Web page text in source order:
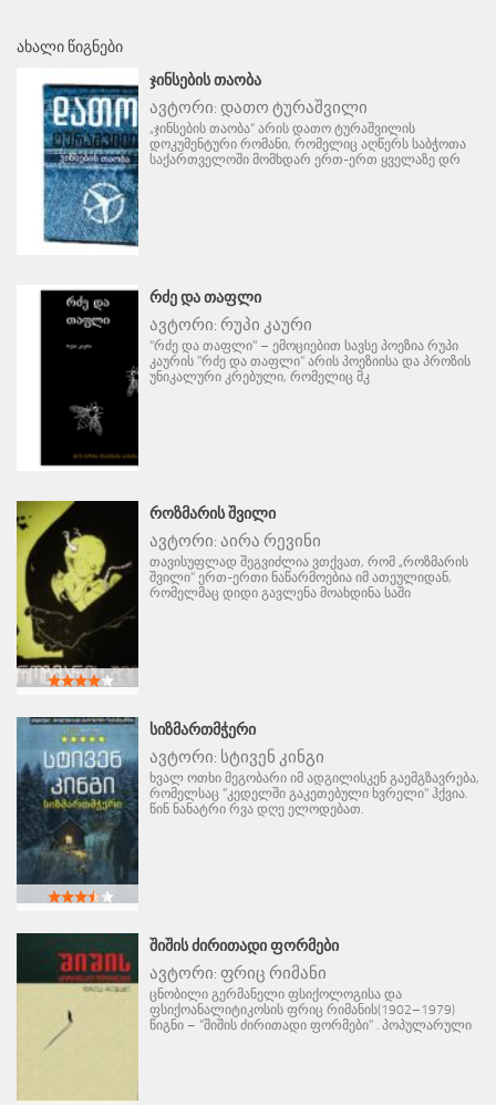
ᲐᲮᲐᲚᲘ ᲬᲘᲒᲜᲔᲑᲘ
ᲯᲘᲜᲡᲔᲑᲘᲡ ᲗᲐᲝᲑᲐ
ავტორი: დათო ტურაშვილი
„ჯინსების თაობა“ არის დათო ტურაშვილის
დოკუმენტური რომანი, რომელიც აღწერს საბჭოთა
საქართველოში მომხდარ ერთ-ერთ ყველაზე დრ
ᲠᲫᲔ ᲓᲐ ᲗᲐᲤᲚᲘ
ავტორი: რუპი კაური
"რძე და თაფლი" – ემოციებით სავსე პოეზია რუპი
კაურის "რძე და თაფლი" არის პოეზიისა და პროზის
უნიკალური კრებული, რომელიც მკ
ᲠᲝᲖᲛᲐᲠᲘᲡ ᲨᲕᲘᲚᲘ
ავტორი: აირა რევინი
თავისუფლად შეგვიძლია ვთქვათ, რომ „როზმარის
შვილი" ერთ-ერთი ნაწარმოებია იმ ათეულიდან,
რომელმაც დიდი გავლენა მოახდინა საში
ᲡᲘᲖᲛᲐᲠᲗᲛᲭᲔᲠᲘ
ავტორი: სტივენ კინგი
ხვალ ოთხი მეგობარი იმ ადგილისკენ გაემგზავრება,
რომელსაც "კედელში გაკეთებული ხვრელი" ჰქვია.
წინ ნანატრი რვა დღე ელოდებათ.
ᲨᲘᲨᲘᲡ ᲫᲘᲠᲘᲗᲐᲓᲘ ᲤᲝᲠᲛᲔᲑᲘ
ავტორი: ფრიც რიმანი
ცნობილი გერმანელი ფსიქოლოგისა და
ფსიქოანალიტიკოსის ფრიც რიმანის(1902–1979)
წიგნი – "შიშის ძირითადი ფორმები" . პოპულარული